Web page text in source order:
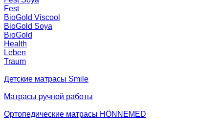
Fest
BioGold Viscool
BioGold Soya
BioGold
Health
Leben
Traum
Детские матрасы Smile
Матрасы ручной работы
Ортопедические матрасы HÖNNEMED